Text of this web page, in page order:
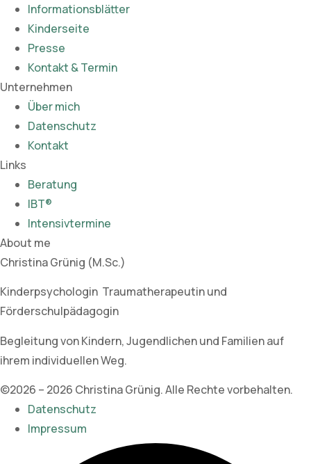
Informationsblätter
Kinderseite
Presse
Kontakt & Termin
Unternehmen
Über mich
Datenschutz
Kontakt
Links
Beratung
IBT®
Intensivtermine
About me
Christina Grünig (M.Sc.)
Kinderpsychologin Traumatherapeutin und
Förderschulpädagogin
Begleitung von Kindern, Jugendlichen und Familien auf
ihrem individuellen Weg.
©2026 – 2026 Christina Grünig. Alle Rechte vorbehalten.
Datenschutz
Impressum